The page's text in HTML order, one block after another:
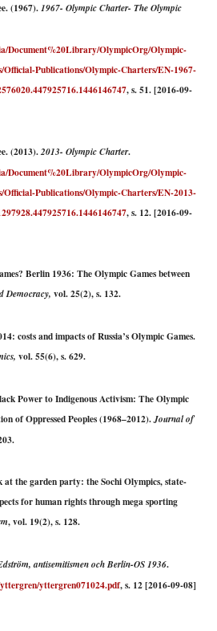
(1967).1967- Olympic Charter- The Olympic
Document%20Library/OlympicOrg/Olympic-
Official-Publications/Olympic-Charters/EN-1967-
, s. 51. [2016-09-
(2013).2013- Olympic Charter.
Document%20Library/OlympicOrg/Olympic-
Official-Publications/Olympic-Charters/EN-2013-
, s. 12. [2016-09-
Berlin 1936: The Olympic Games between
Democracy, vol. 25(2), s. 132.
costs and impacts of Russia’s Olympic Games.
vol. 55(6), s. 629.
Power to Indigenous Activism: The Olympic
of Oppressed Peoples (1968–2012).Journal of
at the garden party: the Sochi Olympics, state-
for human rights through mega sporting
, vol. 19(2), s. 128.
antisemitismen och Berlin-OS 1936.
yttergren071024.pdf, s. 12 [2016-09-08]